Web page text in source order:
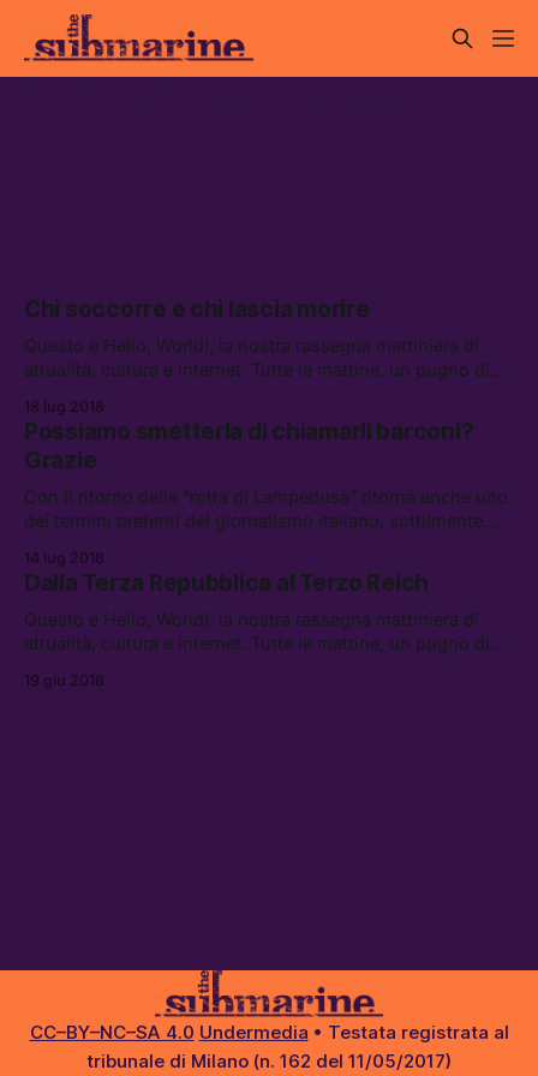
Chi soccorre e chi lascia morire
Questo è Hello, World!, la nostra rassegna mattiniera di
attualità, cultura e internet. Tutte le mattine, un pugno di
18 lug 2018
Possiamo smetterla di chiamarli barconi?
Grazie
Con il ritorno della “rotta di Lampedusa” ritorna anche uno
dei termini preferiti del giornalismo italiano, sottilmente
14 lug 2018
Dalla Terza Repubblica al Terzo Reich
Questo è Hello, World!, la nostra rassegna mattiniera di
attualità, cultura e internet. Tutte le mattine, un pugno di
19 giu 2018
CC–BY–NC–SA 4.0 Undermedia • Testata registrata al
tribunale di Milano (n. 162 del 11/05/2017)